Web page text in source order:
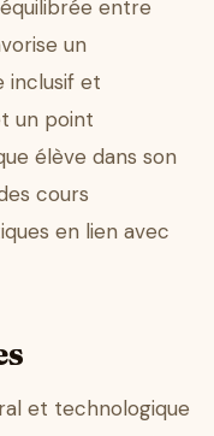
entre
un
inclusif et
un point
élève dans son
cours
en lien avec
et technologique